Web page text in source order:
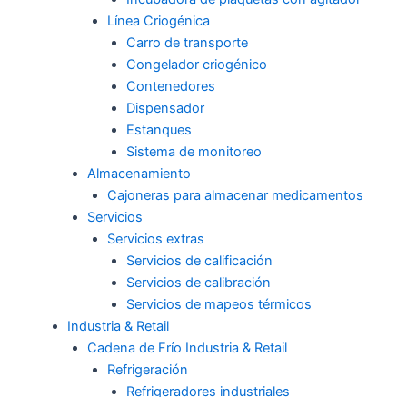
Línea Criogénica
Carro de transporte
Congelador criogénico
Contenedores
Dispensador
Estanques
Sistema de monitoreo
Almacenamiento
Cajoneras para almacenar medicamentos
Servicios
Servicios extras
Servicios de calificación
Servicios de calibración
Servicios de mapeos térmicos
Industria & Retail
Cadena de Frío Industria & Retail
Refrigeración
Refrigeradores industriales